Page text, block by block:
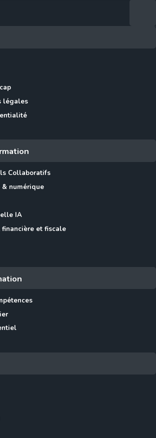
légales
Collaboratifs
numérique
IA
financière et fiscale